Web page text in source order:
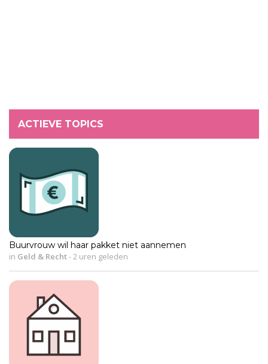
ACTIEVE TOPICS
Buurvrouw wil haar pakket niet aannemen
in Geld & Recht-2 uren geleden